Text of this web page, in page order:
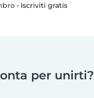
• Iscriviti gratis
per unirti?